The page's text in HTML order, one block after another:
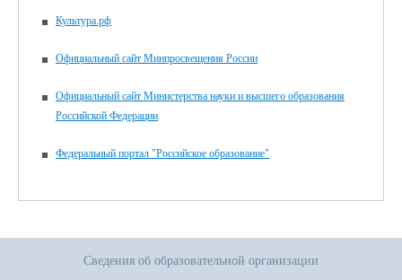
Культура.рф
Официальный сайт Минпросвещения России
Официальный сайт Министерства науки и высшего образования
Российской Федерации
Федеральный портал "Российское образование"
Сведения об образовательной организации